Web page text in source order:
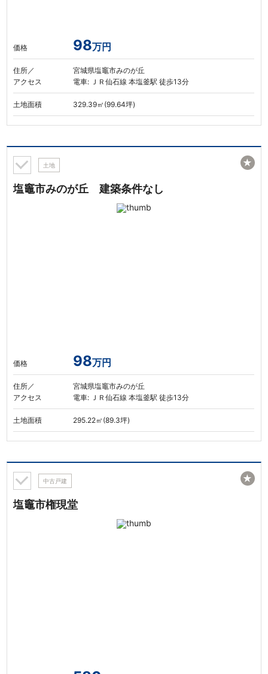
価格 98万円
住所／
アクセス
宮城県塩竈市みのが丘
電車: ＪＲ仙石線 本塩釜駅 徒歩13分
土地面積 329.39㎡(99.64坪)
土地
塩竈市みのが丘 建築条件なし
価格 98万円
住所／
アクセス
宮城県塩竈市みのが丘
電車: ＪＲ仙石線 本塩釜駅 徒歩13分
土地面積 295.22㎡(89.3坪)
★
中古戸建
塩竈市権現堂
★